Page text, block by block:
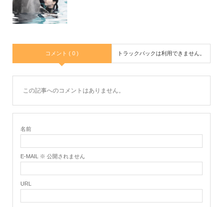
コメント ( 0 ) トラックバックは利用できません。
この記事へのコメントはありません。
名前
E-MAIL ※ 公開されません
URL